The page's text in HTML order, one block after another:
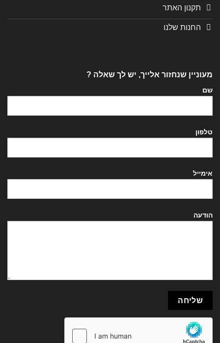
תקנון האתר
החנות שלנו
מעוניין שנחזור אלייך, יש לך שאלה ?
שם
טלפון
אימייל
הודעה